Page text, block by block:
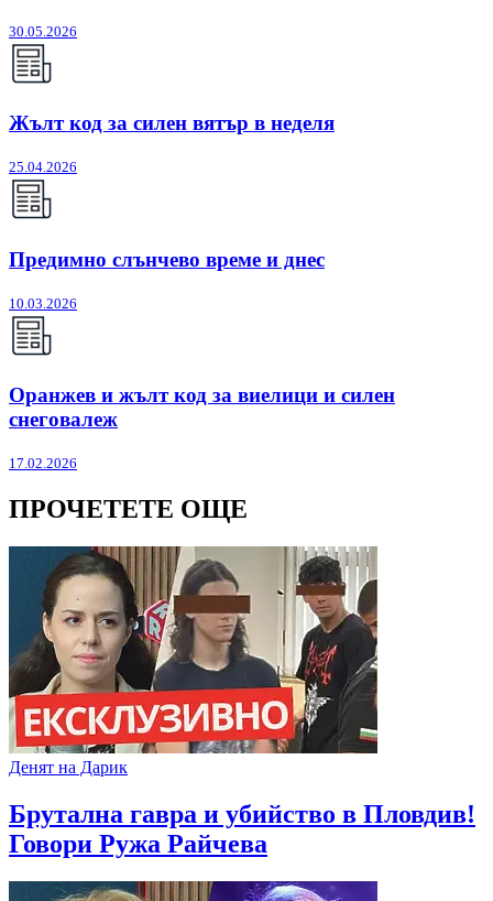
30.05.2026
Жълт код за силен вятър в неделя
25.04.2026
Предимно слънчево време и днес
10.03.2026
Оранжев и жълт код за виелици и силен
снеговалеж
17.02.2026
ПРОЧЕТЕТЕ ОЩЕ
Денят на Дарик
Брутална гавра и убийство в Пловдив!
Говори Ружа Райчева